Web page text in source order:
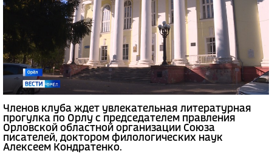
Членов клуба ждет увлекательная литературная
прогулка по Орлу с председателем правления
Орловской областной организации Союза
писателей, доктором филологических наук
Алексеем Кондратенко.